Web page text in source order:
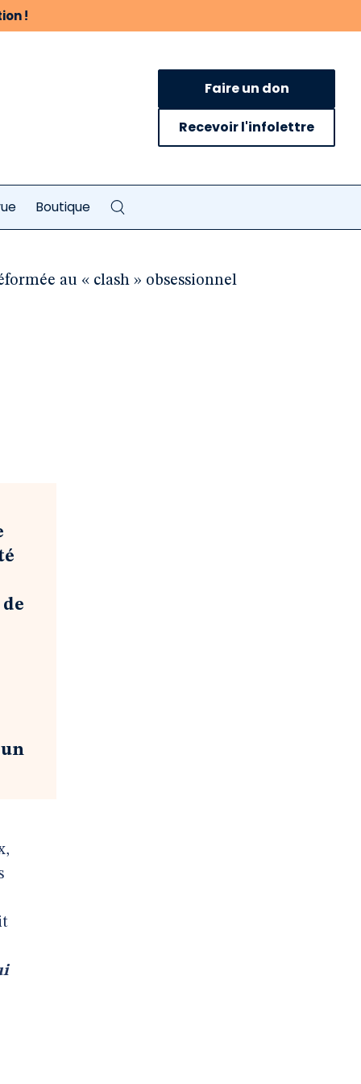
!
Faire un don
Recevoir l'infolettre
Boutique
au « clash » obsessionnel